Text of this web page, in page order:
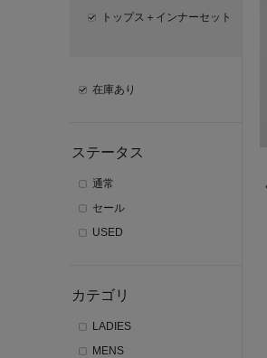
トップス＋インナーセット
在庫あり
ステータス
通常
セール
USED
カテゴリ
LADIES
MENS